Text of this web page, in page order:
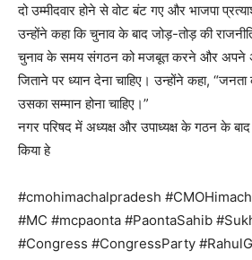
दो उम्मीदवार होने से वोट बंट गए और भाजपा
उन्होंने कहा कि चुनाव के बाद जोड़-तोड़ की
चुनाव के समय संगठन को मजबूत करने और अपने
जिताने पर ध्यान देना चाहिए। उन्होंने कहा,
उसका सम्मान होना चाहिए।”
नगर परिषद में अध्यक्ष और उपाध्यक्ष के गठन के बाद
किया हे
#cmohimachalpradesh
#MC #mcpaonta #PaontaSahib
#Congress #CongressParty